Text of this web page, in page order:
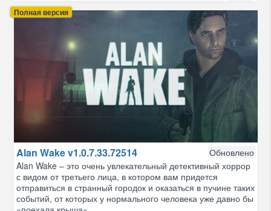
Полная версия
Alan Wake v1.0.7.33.72514
Обновлено
Alan Wake – это очень увлекательный детективный хоррор
с видом от третьего лица, в котором вам придется
отправиться в странный городок и оказаться в пучине таких
событий, от которых у нормального человека уже давно бы